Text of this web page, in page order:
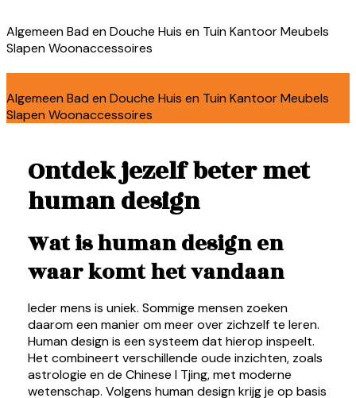
AlgemeenBad en Douche Huis en TuinKantoorMeubels
SlapenWoonaccessoires
Algemeen Bad en Douche Huis en Tuin KantoorMeubels
Slapen Woonaccessoires
Ontdek jezelf beter met
human design
Wat is human design en
waar komt het vandaan
Ieder mens is uniek. Sommige mensen zoeken
daarom een manier om meer over zichzelf te leren.
Human design is een systeem dat hierop inspeelt.
Het combineert verschillende oude inzichten, zoals
astrologie en de Chinese I Tjing, met moderne
wetenschap. Volgens human design krijg je op basis